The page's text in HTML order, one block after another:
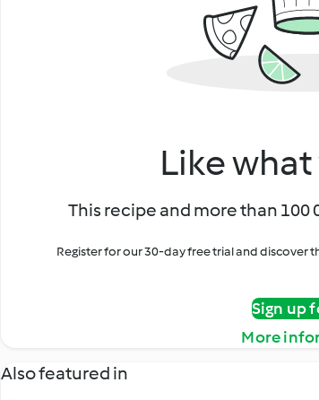
Like
This recipe and more than 100
Register for our 30-day free trial and discover
Sign up
More
Also featured in